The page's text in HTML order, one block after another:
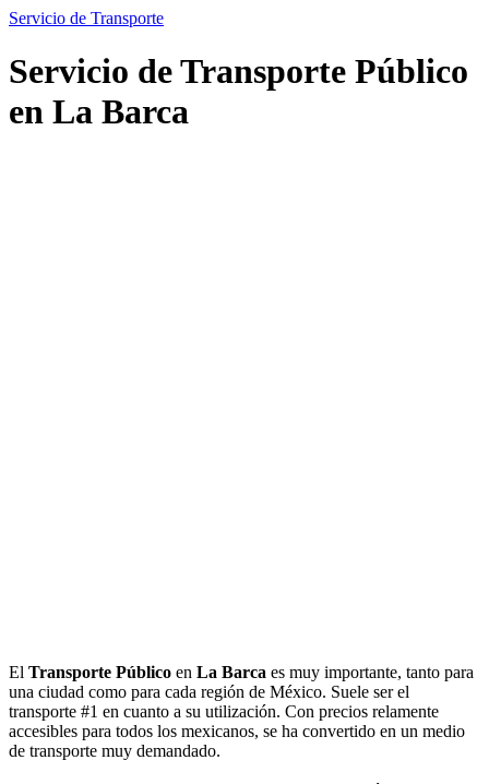
Servicio de Transporte
Servicio de Transporte Público
en La Barca
El Transporte Público en La Barca es muy importante, tanto para
una ciudad como para cada región de México. Suele ser el
transporte #1 en cuanto a su utilización. Con precios relamente
accesibles para todos los mexicanos, se ha convertido en un medio
de transporte muy demandado.